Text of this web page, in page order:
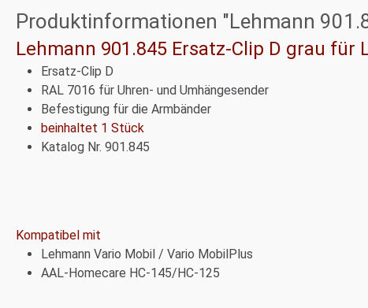
Produktinformationen "Lehmann
Lehmann 901.845 Ersatz-Clip D grau
Ersatz-Clip D
RAL 7016 für Uhren- und Umhängesender
Befestigung für die Armbänder
beinhaltet 1 Stück
Katalog Nr. 901.845
Kompatibel mit
Lehmann Vario Mobil / Vario MobilPlus
AAL-Homecare HC-145/HC-125